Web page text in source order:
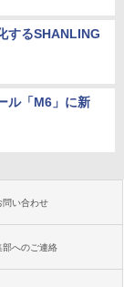
するSHANLING
ル「M6」に新
問い合わせ
部へのご連絡